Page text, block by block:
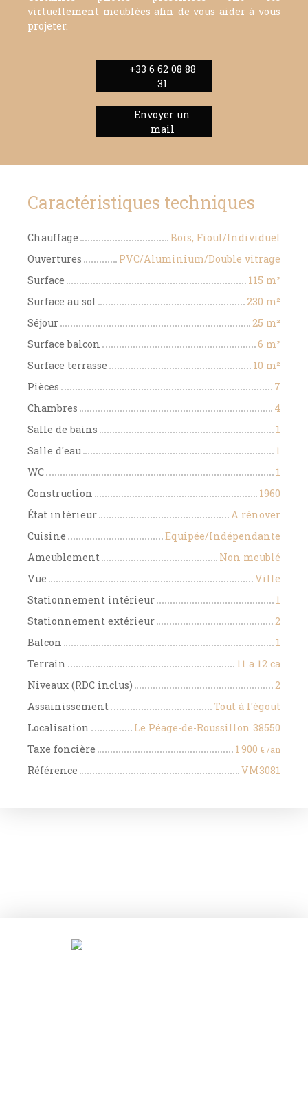
virtuellement meublées afin de vous aider à vous
projeter.
+33 6 62 08 88
31
Envoyer un
mail
Caractéristiques techniques
Chauffage
Bois, Fioul/Individuel
Ouvertures
PVC/Aluminium/Double vitrage
Surface
115 m²
Surface au sol
230 m²
Séjour
25 m²
Surface balcon
6 m²
Surface terrasse
10 m²
Pièces
7
Chambres
4
Salle de bains
1
Salle d'eau
1
WC
1
Construction
1960
État intérieur
A rénover
Cuisine
Equipée/Indépendante
Ameublement
Non meublé
Vue
Ville
Stationnement intérieur
1
Stationnement extérieur
2
Balcon
1
Terrain
11 a 12 ca
Niveaux (RDC inclus)
2
Assainissement
Tout à l'égout
Localisation
Le Péage-de-Roussillon 38550
Taxe foncière
1 900 € /an
Référence VM3081